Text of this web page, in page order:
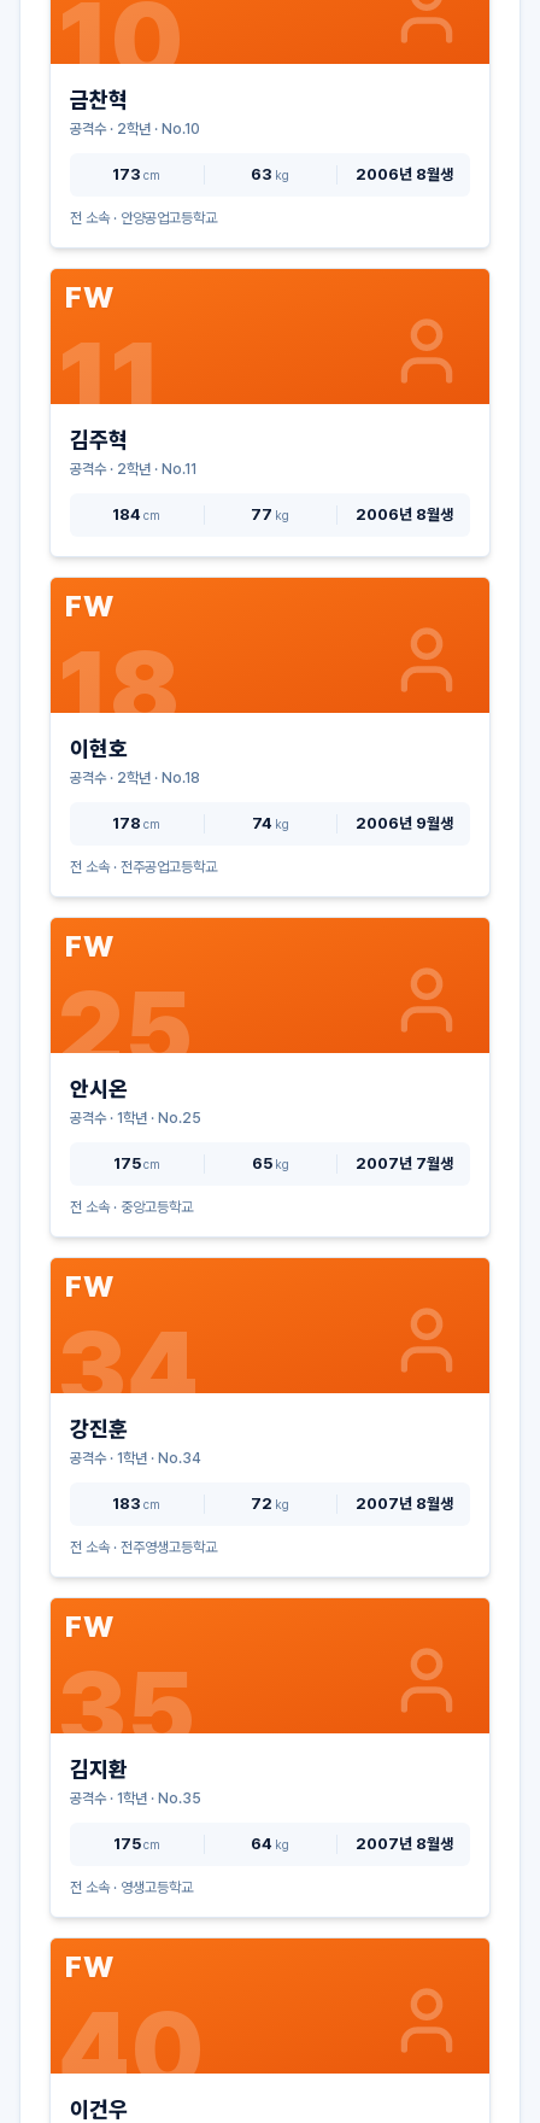
10
금찬혁
공격수· 2학년 · No.10
173 cm 63 kg 2006년 8월생
전 소속 · 안양공업고등학교
FW
11
김주혁
공격수· 2학년 · No.11
184 cm 77 kg 2006년 8월생
FW
18
이현호
공격수· 2학년 · No.18
178 cm 74 kg 2006년 9월생
전 소속 · 전주공업고등학교
FW
25
안시온
공격수· 1학년 · No.25
175cm 65 kg 2007년 7월생
전 소속 · 중앙고등학교
FW
34
강진훈
공격수· 1학년 · No.34
183 cm 72 kg 2007년 8월생
전 소속 · 전주영생고등학교
FW
35
김지환
공격수· 1학년 · No.35
175cm 64 kg 2007년 8월생
전 소속 · 영생고등학교
FW
40
이건우